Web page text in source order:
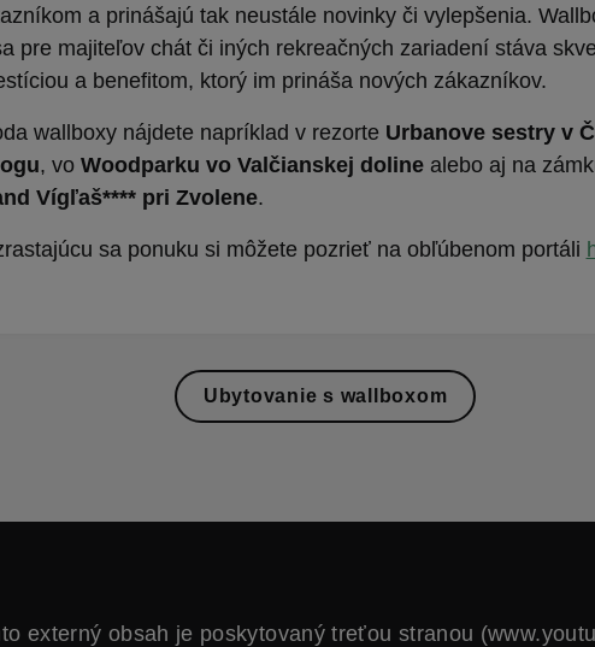
a prinášajú tak neustále novinky či vylepšenia.
pre majiteľov chát či iných rekreačných zariadení stáva
a benefitom, ktorý im prináša nových zákazníkov.
wallboxy nájdete napríklad v rezorte Urbanove sestry v
, vo Woodparku vo Valčianskej dolinealebo aj na
Vígľaš**** pri Zvolene.
sa ponuku si môžete pozrieť na obľúbenom portáli
Ubytovanie s wallboxom
externý obsah je poskytovaný treťou stranou